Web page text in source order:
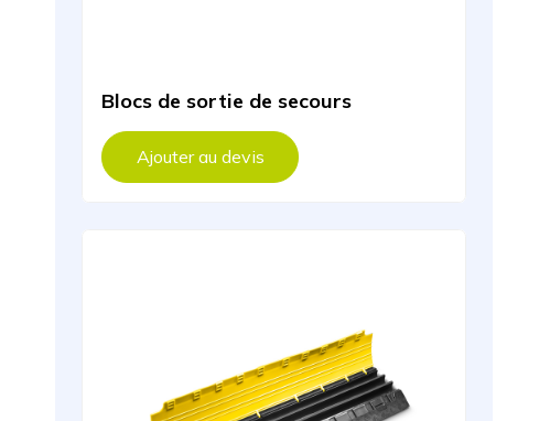
Blocs de sortie de secours
Ajouter au devis